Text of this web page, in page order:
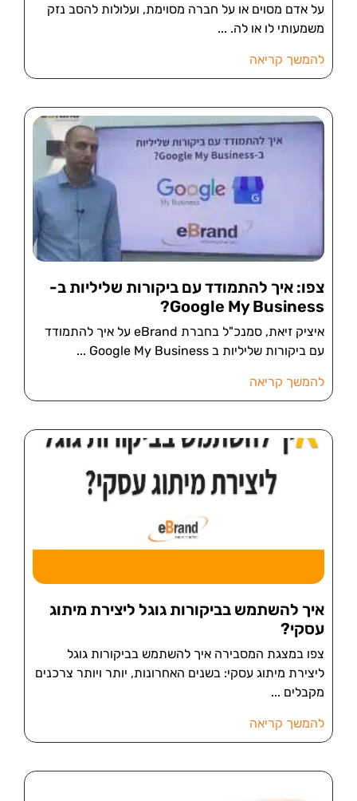
על אדם מסוים או על חברה מסוימת, ועלולות להסב נזק
משמעותי לו או לה.
להמשך קריאה
צפו: איך להתמודד עם ביקורות שליליות ב-
Google My Business?
איציק זיאת, סמנכ"ל בחברת eBrand על איך להתמודד
עם ביקורות שליליות ב Google My Business
להמשך קריאה
איך להשתמש בביקורות גוגל ליצירת מיתוג
עסקי?
צפו במצגת המסבירה איך להשתמש בביקורות גוגל
ליצירת מיתוג עסקי: בשנים האחרונות, יותר ויותר צרכנים
מקבלים
להמשך קריאה